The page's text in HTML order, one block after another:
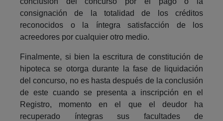
consignación de la totalidad de los créditos
reconocidos o la íntegra satisfacción de los
acreedores por cualquier otro medio.
Finalmente, si bien la escritura de constitución de
hipoteca se otorga durante la fase de liquidación
del concurso, no es hasta después de la conclusión
de este cuando se presenta a inscripción en el
Registro, momento en el que el deudor ha
recuperado íntegras sus facultades de